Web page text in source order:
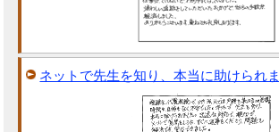
ネットで先生を知り、本当に助けられ